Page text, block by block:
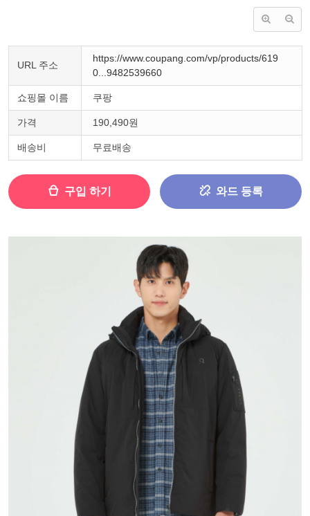
URL 주소
https://www.coupang.com/vp/products/619
0...9482539660
쇼핑몰 이름 쿠팡
가격 190,490원
배송비 무료배송
구입 하기 와드 등록